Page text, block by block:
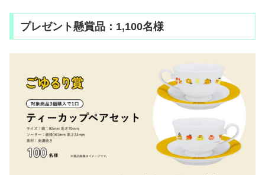
プレゼント懸賞品：1,100名様